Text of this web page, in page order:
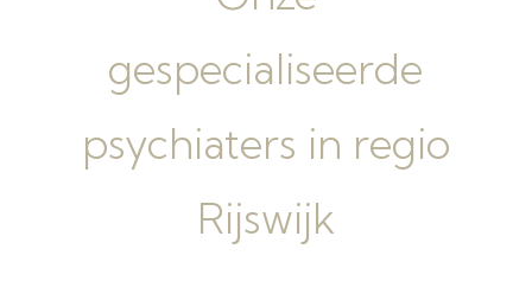
gespecialiseerde
psychiaters in regio
Rijswijk